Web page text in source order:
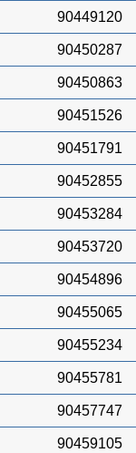
90449120
90450287
90450863
90451526
90451791
90452855
90453284
90453720
90454896
90455065
90455234
90455781
90457747
90459105